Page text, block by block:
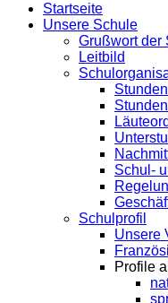
Startseite
Unsere Schule
Grußwort der
Leitbild
Schul-
Schulprofil
Unsere
Profile